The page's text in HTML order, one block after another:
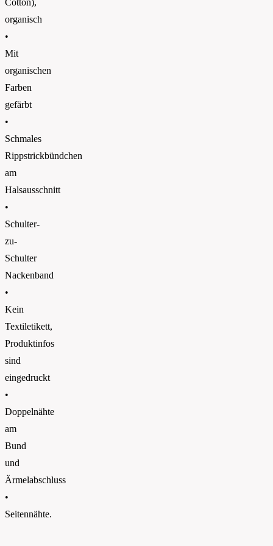
Cotton),
organisch
•
Mit
organischen
Farben
gefärbt
•
Schmales
Rippstrickbündchen
am
Halsausschnitt
•
Schulter-
zu-
Schulter
Nackenband
•
Kein
Textiletikett,
Produktinfos
sind
eingedruckt
•
Doppelnähte
am
Bund
und
Ärmelabschluss
•
Seitennähte.